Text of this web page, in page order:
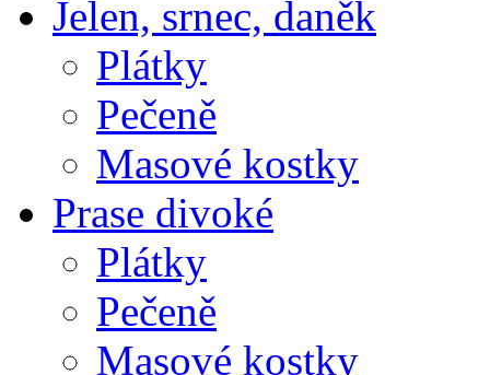
Jelen, srnec, daněk
Plátky
Pečeně
Masové kostky
Prase divoké
Plátky
Pečeně
Masové kostky